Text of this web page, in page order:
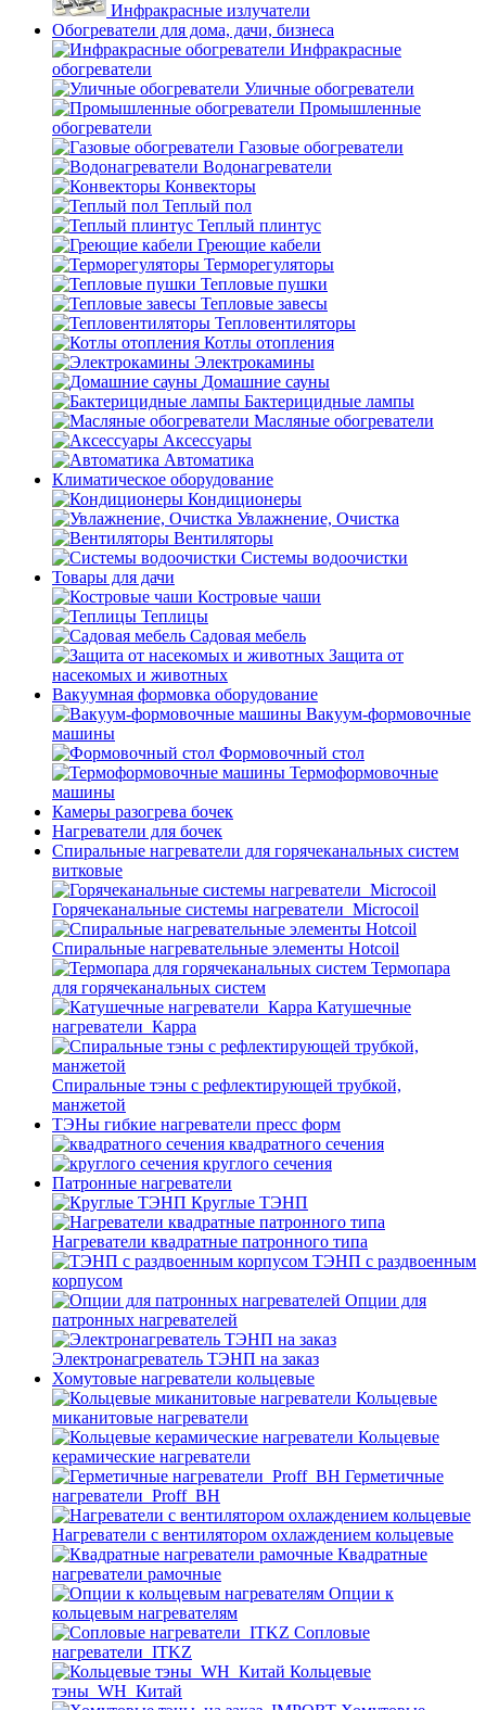
Инфракрасные излучатели
Обогреватели для дома, дачи, бизнеса
Инфракрасные
обогреватели
Уличные обогреватели
Промышленные
обогреватели
Газовые обогреватели
Водонагреватели
Конвекторы
Теплый пол
Теплый плинтус
Греющие кабели
Терморегуляторы
Тепловые пушки
Тепловые завесы
Тепловентиляторы
Котлы отопления
Электрокамины
Домашние сауны
Бактерицидные лампы
Масляные обогреватели
Аксессуары
Автоматика
Климатическое оборудование
Кондиционеры
Увлажнение, Очистка
Вентиляторы
Системы водоочистки
Товары для дачи
Костровые чаши
Теплицы
Садовая мебель
Защита от
насекомых и животных
Вакуумная формовка оборудование
Вакуум-формовочные
машины
Формовочный стол
Термоформовочные
машины
Камеры разогрева бочек
Нагреватели для бочек
Спиральные нагреватели для горячеканальных систем
витковые
Горячеканальные системы нагреватели_Microcoil
Спиральные нагревательные элементы Hotcoil
Термопара
для горячеканальных систем
Катушечные
нагреватели_Карра
Спиральные тэны с рефлектирующей трубкой,
манжетой
ТЭНы гибкие нагреватели пресс форм
квадратного сечения
круглого сечения
Патронные нагреватели
Круглые ТЭНП
Нагреватели квадратные патронного типа
ТЭНП с раздвоенным
корпусом
Опции для
патронных нагревателей
Электронагреватель ТЭНП на заказ
Хомутовые нагреватели кольцевые
Кольцевые
миканитовые нагреватели
Кольцевые
керамические нагреватели
Герметичные
нагреватели_Proff_BH
Нагреватели с вентилятором охлаждением кольцевые
Квадратные
нагреватели рамочные
Опции к
кольцевым нагревателям
Cопловые
нагреватели_ITKZ
Кольцевые
тэны_WH_Китай